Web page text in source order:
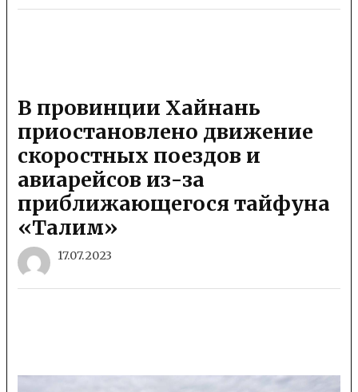
В провинции Хайнань
приостановлено движение
скоростных поездов и
авиарейсов из-за
приближающегося тайфуна
«Талим»
17.07.2023